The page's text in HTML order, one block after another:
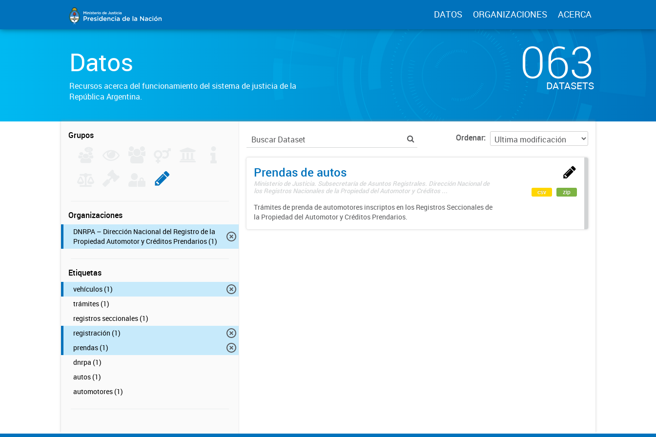
DATOS ORGANIZACIONES ACERCA
Datos
Recursos acerca del funcionamiento del sistema de justicia de la
República Argentina.
063
DATASETS
Grupos
Organizaciones
DNRPA – Dirección Nacional del Registro de la
Propiedad Automotor y Créditos Prendarios (1)
Etiquetas
vehículos (1)
trámites (1)
registros seccionales (1)
registración (1)
prendas (1)
dnrpa (1)
autos (1)
automotores (1)
Ordenar
Prendas de autos
Ministerio de Justicia. Subsecretaría de Asuntos Registrales. Dirección Nacional de
los Registros Nacionales de la Propiedad del Automotor y Créditos ...
Trámites de prenda de automotores inscriptos en los Registros Seccionales de
la Propiedad del Automotor y Créditos Prendarios.
csv zip